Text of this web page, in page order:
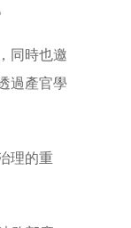
同時也邀
過產官學
理的重